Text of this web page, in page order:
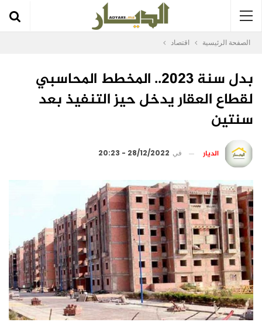
الصفحة الرئيسية اقتصاد
بدل سنة 2023.. المخطط المحاسبي
لقطاع العقار يدخل حيز التنفيذ بعد
سنتين
الديار في 28/12/2022 - 20:23